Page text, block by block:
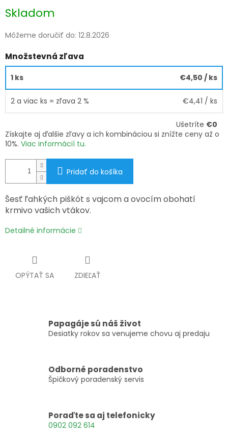
cena:
Skladom
Môžeme doručiť do: 12.8.2026
Množstevná zľava
1 ks €4,50 / ks
2 a viac ks = zľava 2 % €4,41 / ks
Ušetríte €0
Získajte aj ďalšie zľavy a ich kombináciou si znížte ceny až o
10%. Viac informácií tu.
Pridať do košíka
Šesť ľahkých piškót s vajcom a ovocím obohatí
krmivo vašich vtákov.
Detailné informácie
OPÝTAŤ SA ZDIEĽAŤ
Papagáje sú náš život
Desiatky rokov sa venujeme chovu aj predaju
Odborné poradenstvo
Špičkový poradenský servis
Poraďte sa aj telefonicky
0902 092 614